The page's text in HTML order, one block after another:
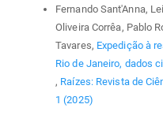
Fernando Sant'Anna,
Oliveira Corrêa, Pablo
Tavares, Expedição à
Rio de Janeiro, dados
, Raízes: Revista de
1 (2025)